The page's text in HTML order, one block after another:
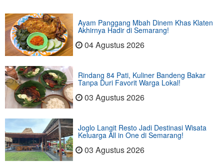
Ayam Panggang Mbah Dinem Khas Klaten
Akhirnya Hadir di Semarang!
04 Agustus 2026
Rindang 84 Pati, Kuliner Bandeng Bakar
Tanpa Duri Favorit Warga Lokal!
03 Agustus 2026
Joglo Langit Resto Jadi Destinasi Wisata
Keluarga All in One di Semarang!
03 Agustus 2026